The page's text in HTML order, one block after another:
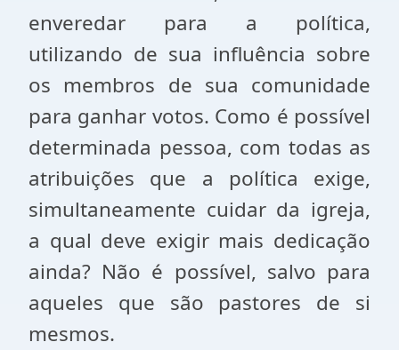
enveredar para a política,
utilizando de sua influência sobre
os membros de sua comunidade
para ganhar votos. Como é possível
determinada pessoa, com todas as
atribuições que a política exige,
simultaneamente cuidar da igreja,
a qual deve exigir mais dedicação
ainda? Não é possível, salvo para
aqueles que são pastores de si
mesmos.